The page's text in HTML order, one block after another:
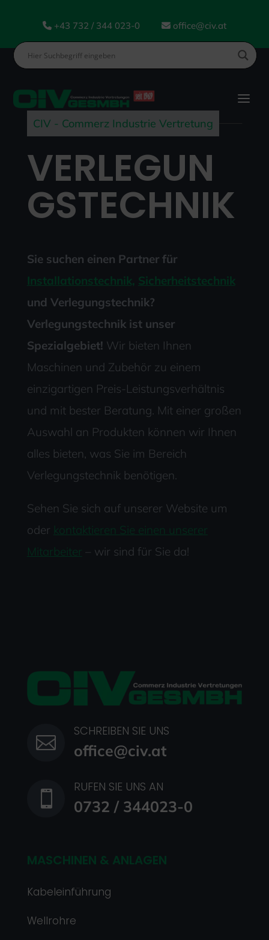
+43 732 / 344 023-0 office@civ.at
CIV - Commerz Industrie Vertretung
VERLEGUN
GSTECHNIK
Sie suchen einen Partner für
Installationstechnik, Sicherheitstechnik
und Verlegungstechnik?
Verlegungstechnik ist unser
Spezialgebiet! Wir bieten Ihnen
Maschinen und Zubehör zu einem
einzigartigen Preis-Leistungsverhältnis
und mit bester Beratung. Mit einer großen
Auswahl an Produkten können wir Ihnen
alles bieten, was Sie im Bereich
Verlegungstechnik benötigen.
Sehen Sie sich auf unserer Website um
oder kontaktieren Sie einen unserer
Mitarbeiter
– wir sind für Sie da!

SCHREIBEN SIE UNS
office@civ.at

RUFEN SIE UNS AN
0732 / 344023-0
MASCHINEN & ANLAGEN
Kabeleinführung
Wellrohre